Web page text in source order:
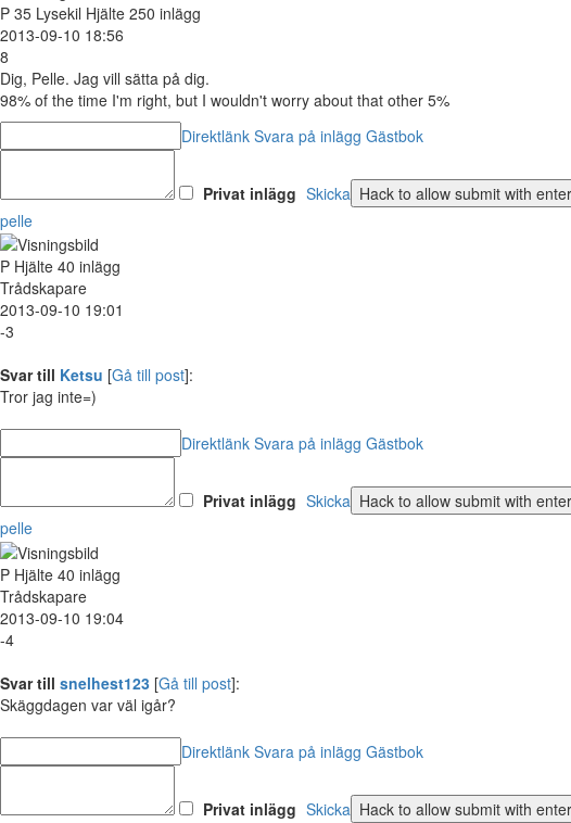
P 35 Lysekil Hjälte 250 inlägg
2013-09-10 18:56
8
Dig, Pelle. Jag vill sätta på dig.
98% of the time I'm right, but I wouldn't worry about that other 5%
Direktlänk Svara på inlägg Gästbok
Privat inlägg Skicka
pelle
P Hjälte 40 inlägg
Trådskapare
2013-09-10 19:01
-3
Svar till Ketsu [Gå till post]:
Tror jag inte=)
Direktlänk Svara på inlägg Gästbok
Privat inlägg Skicka
pelle
P Hjälte 40 inlägg
Trådskapare
2013-09-10 19:04
-4
Svar till snelhest123 [Gå till post]:
Skäggdagen var väl igår?
Direktlänk Svara på inlägg Gästbok
Privat inlägg Skicka